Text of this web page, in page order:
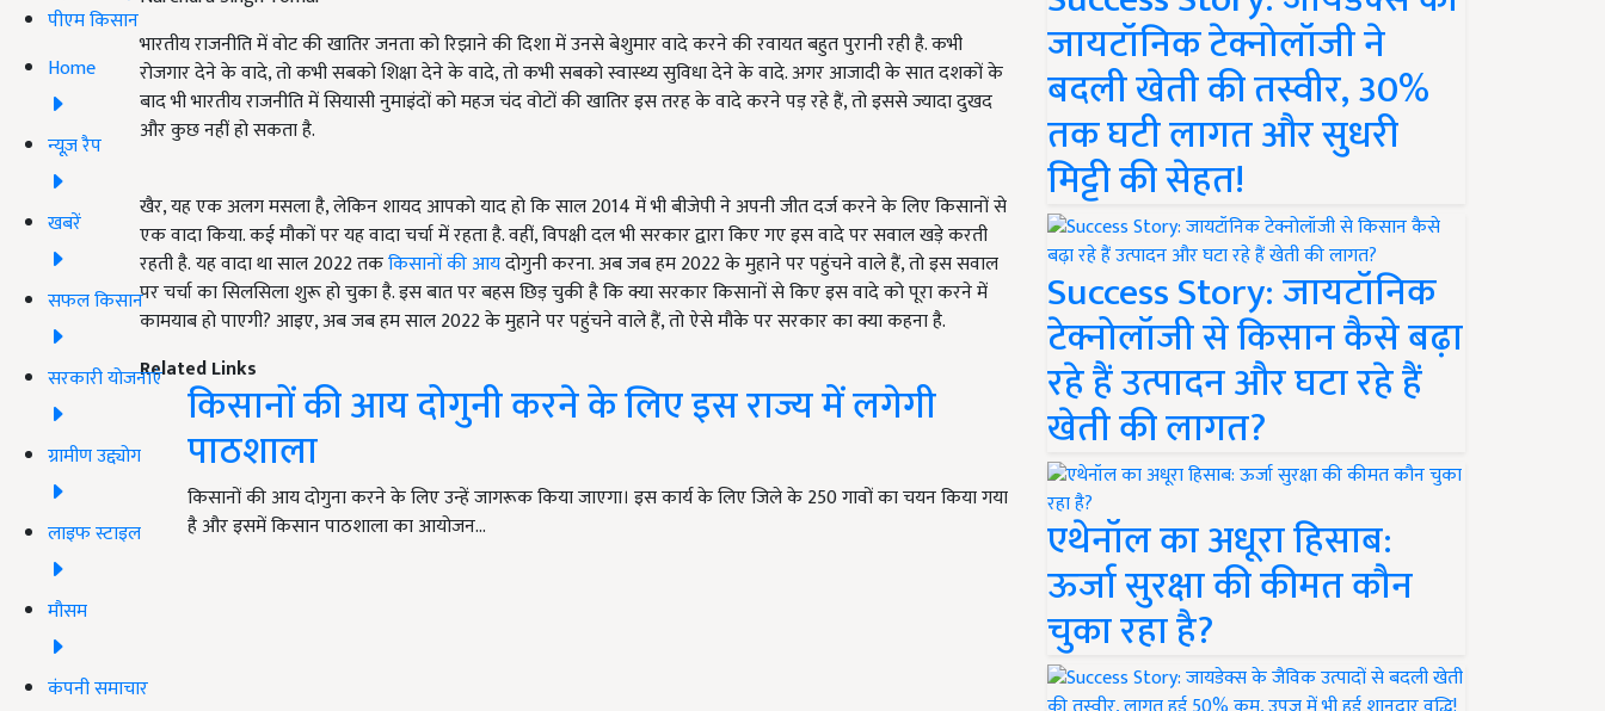
पीएम किसान
Home
न्यूज़ रैप
खबरें
सफल किसान
सरकारी योजनाएं
ग्रामीण उद्द्योग
लाइफ स्टाइल
मौसम
कंपनी समाचार
भारतीय राजनीति में वोट की खातिर जनता को रिझाने की दिशा में उनसे बेशुमार वादे करने की रवायत बहुत पुरानी रही है. कभी
रोजगार देने के वादे, तो कभी सबको शिक्षा देने के वादे, तो कभी सबको स्वास्थ्य सुविधा देने के वादे. अगर आजादी के सात दशकों के
बाद भी भारतीय राजनीति में सियासी नुमाइंदों को महज चंद वोटों की खातिर इस तरह के वादे करने पड़ रहे हैं, तो इससे ज्यादा दुखद
और कुछ नहीं हो सकता है.
खैर, यह एक अलग मसला है, लेकिन शायद आपको याद हो कि साल 2014 में भी बीजेपी ने अपनी जीत दर्ज करने के लिए किसानों से
एक वादा किया. कई मौकों पर यह वादा चर्चा में रहता है. वहीं, विपक्षी दल भी सरकार द्वारा किए गए इस वादे पर सवाल खड़े करती
रहती है. यह वादा था साल 2022 तककिसानों की आयदोगुनी करना. अब जब हम 2022 के मुहाने पर पहुंचने वाले हैं, तो इस सवाल
पर चर्चा का सिलसिला शुरू हो चुका है. इस बात पर बहस छिड़ चुकी है कि क्या सरकार किसानों से किए इस वादे को पूरा करने में
कामयाब हो पाएगी? आइए, अब जब हम साल 2022 के मुहाने पर पहुंचने वाले हैं, तो ऐसे मौके पर सरकार का क्या कहना है.
Related Links
किसानों की आय दोगुनी करने के लिए इस राज्य में लगेगी
पाठशाला
किसानों की आय दोगुना करने के लिए उन्हें जागरूक किया जाएगा। इस कार्य के लिए जिले के 250 गावों का चयन किया गया
है और इसमें किसान पाठशाला का आयोजन…
जायटॉनिक टेक्नोलॉजी ने
बदली खेती की तस्वीर, 30%
तक घटी लागत और सुधरी
मिट्टी की सेहत!
Success Story: जायटॉनिक
टेक्नोलॉजी से किसान कैसे बढ़ा
रहे हैं उत्पादन और घटा रहे हैं
खेती की लागत?
एथेनॉल का अधूरा हिसाब:
ऊर्जा सुरक्षा की कीमत कौन
चुका रहा है?